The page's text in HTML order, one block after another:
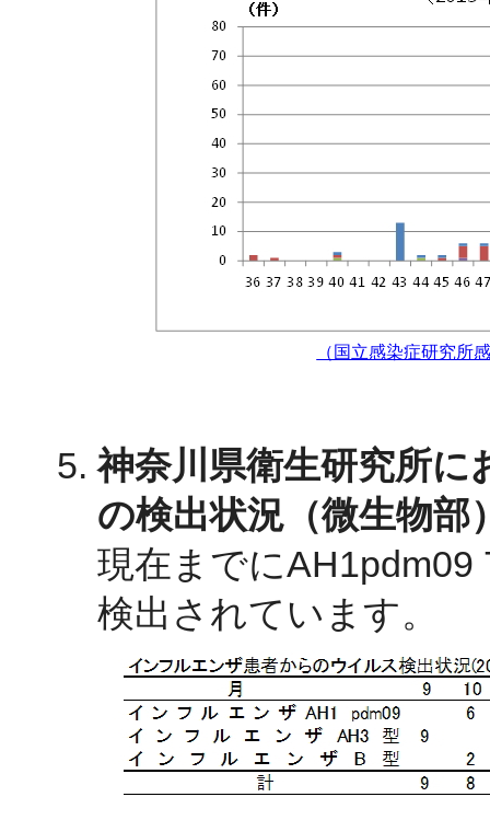
（国立感染症研究
神奈川県衛生研究所
の検出状況（微生物部
現在までにAH1pdm09
検出されています。